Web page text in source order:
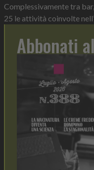
Complessivamente tra
25 le attività coinvolte
Abbonati